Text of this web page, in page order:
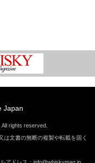
Japan
rights reserved.
文書の無断の複製や転載を固く